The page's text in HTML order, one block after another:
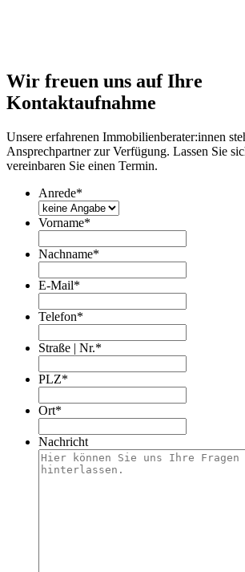
Wir freuen uns auf Ihre
Kontaktaufnahme
Unsere erfahrenen Immobilienberater:innen
Ansprechpartner zur Verfügung. Lassen Sie
vereinbaren Sie einen Termin.
Anrede*
Vorname*
Nachname*
E-Mail*
Telefon*
Straße | Nr.*
PLZ*
Ort*
Nachricht